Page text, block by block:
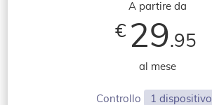
A partire da
€ 29.95
al mese
Controllo
1 dispositivo